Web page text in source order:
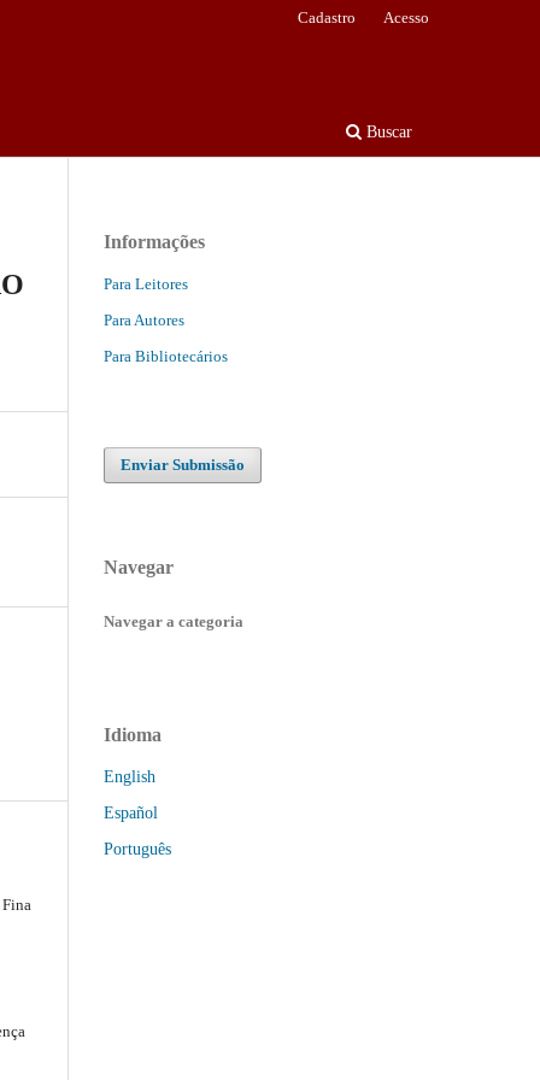
Buscar
Cadastro Acesso
Informações
Para Leitores
Para Autores
Para Bibliotecários
Enviar Submissão
Navegar
Navegar a categoria
Idioma
English
Español
Português